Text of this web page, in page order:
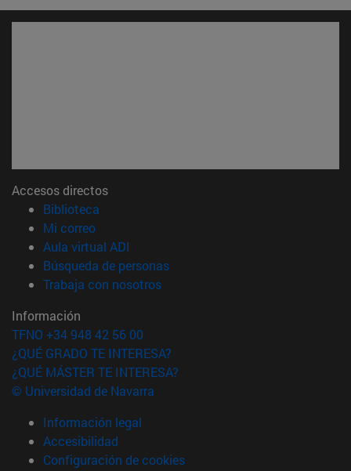
Accesos directos
Biblioteca
Mi correo(abre en nueva ventana)
Aula virtual ADI
Búsqueda de personas(abre en nueva ventana)
Trabaja con nosotros(abre en nueva ventana)
Información
TFNO +34 948 42 56 00
¿QUÉ GRADO TE INTERESA?
¿QUÉ MÁSTER TE INTERESA?
© Universidad de Navarra
Información legal
Accesibilidad
Configuración de cookies